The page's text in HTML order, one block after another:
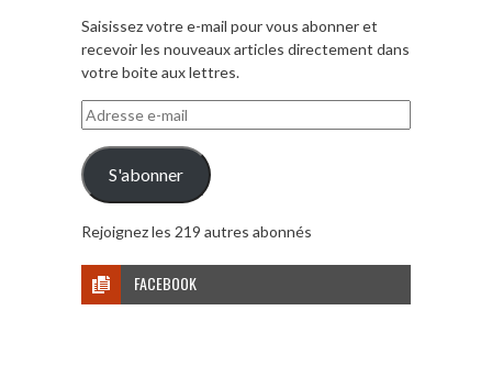
Saisissez votre e-mail pour vous abonner et
recevoir les nouveaux articles directement dans
votre boite aux lettres.
Adresse
e-
mail
S'abonner
Rejoignez les 219 autres abonnés
FACEBOOK